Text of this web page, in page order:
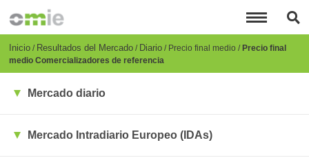
principal
Breadcrumb
Inicio Resultados del Mercado Diario Precio final medio Precio final
medio Comercializadores de referencia
Mercado diario
Mercado Intradiario Europeo (IDAs)